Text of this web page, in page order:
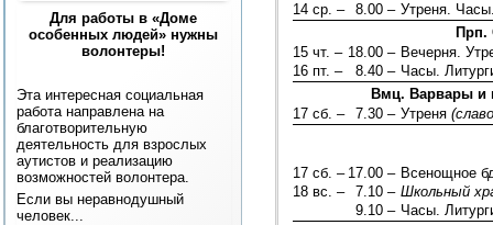
Для работы в «Доме
особенных людей» нужны
волонтеры!
Эта интересная социальная
работа направлена на
благотворительную
деятельность для взрослых
аутистов и реализацию
возможностей волонтера.
Если вы неравнодушный
человек...
14 ср. – 8.00 – Утреня.
Прп.
15 чт. – 18.00 – Вечерня.
16 пт. –
8.40 – Часы.
Вмц. Варвары и
17 сб. –
7.30 – Утреня
17 сб. – 17.00 – Всенощное
18 вс. –
7.10 – Школьный
9.10 – Часы.